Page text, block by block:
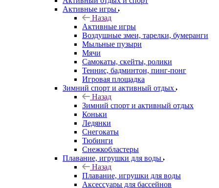
Активные игры
Назад
Активные игры
Воздушные змеи, тарелки, бумеранги
Мыльные пузыри
Мячи
Самокаты, скейты, ролики
Теннис, бадминтон, пинг-понг
Игровая площадка
Зимний спорт и активный отдых
Назад
Зимний спорт и активный отдых
Коньки
Ледянки
Снегокаты
Тюбинги
Снежкобластеры
Плавание, игрушки для воды
Назад
Плавание, игрушки для воды
Аксессуары для бассейнов